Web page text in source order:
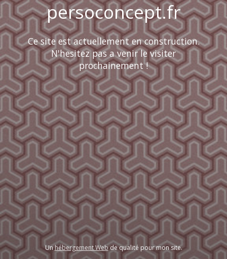
persoconcept.fr
Ce site est actuellement en construction.
N'hesitez pas a venir le visiter
prochainement !
Unhébergement Webde qualité pour mon site.